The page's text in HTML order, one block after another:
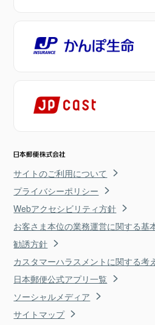
サイトのご利用について
プライバシーポリシー
Webアクセシビリティ方針
お客さま本位の業務運営に関する基
勧誘方針
カスタマーハラスメントに関する考
日本郵便公式アプリ一覧
ソーシャルメディア
サイトマップ